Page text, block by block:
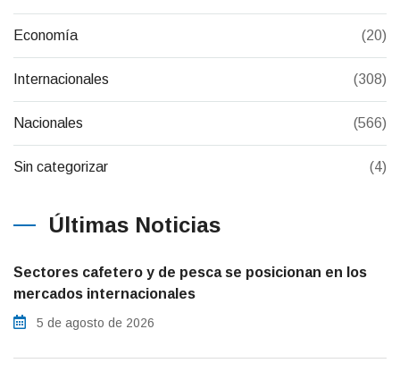
Economía (20)
Internacionales (308)
Nacionales (566)
Sin categorizar (4)
Últimas Noticias
Sectores cafetero y de pesca se posicionan en los
mercados internacionales
5 de agosto de 2026